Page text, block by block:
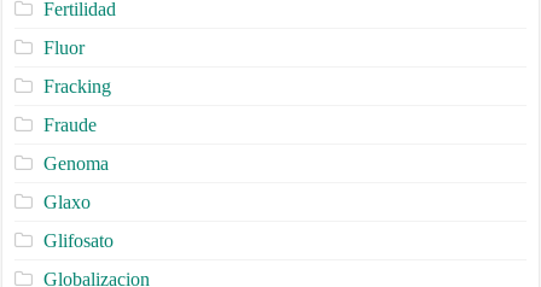
Fertilidad
Fluor
Fracking
Fraude
Genoma
Glaxo
Glifosato
Globalizacion